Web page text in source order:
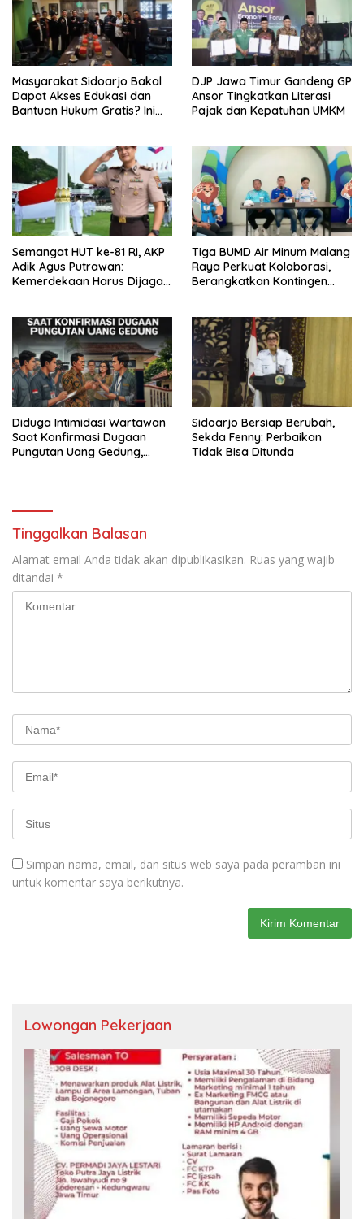
Masyarakat Sidoarjo Bakal
Dapat Akses Edukasi dan
Bantuan Hukum Gratis? Ini
DJP Jawa Timur Gandeng GP
Ansor Tingkatkan Literasi
Pajak dan Kepatuhan UMKM
Semangat HUT ke-81 RI, AKP
Adik Agus Putrawan:
Kemerdekaan Harus Dijaga
Tiga BUMD Air Minum Malang
Raya Perkuat Kolaborasi,
Berangkatkan Kontingen
Diduga Intimidasi Wartawan
Saat Konfirmasi Dugaan
Pungutan Uang Gedung,
Sidoarjo Bersiap Berubah,
Sekda Fenny: Perbaikan
Tidak Bisa Ditunda
Tinggalkan Balasan
Alamat email Anda tidak akan dipublikasikan. Ruas yang wajib
ditandai *
Simpan nama, email, dan situs web saya pada peramban ini
untuk komentar saya berikutnya.
Lowongan Pekerjaan